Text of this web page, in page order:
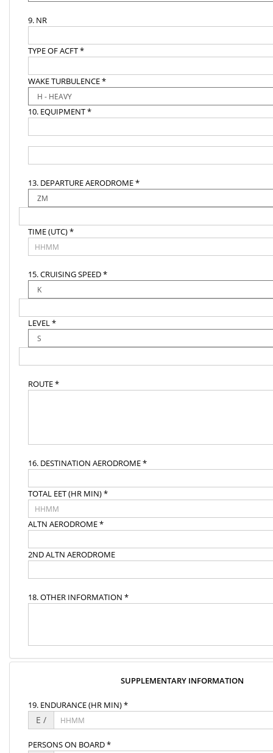
9. NR
TYPE OF ACFT *
WAKE TURBULENCE *
10. EQUIPMENT *
13. DEPARTURE AERODROME *
TIME (UTC) *
15. CRUISING SPEED *
LEVEL *
ROUTE *
16. DESTINATION AERODROME *
TOTAL EET (HR MIN) *
ALTN AERODROME *
2ND ALTN AERODROME
18. OTHER INFORMATION *
SUPPLEMENTARY INFORMATION
19. ENDURANCE (HR MIN) *
E /
PERSONS ON BOARD *